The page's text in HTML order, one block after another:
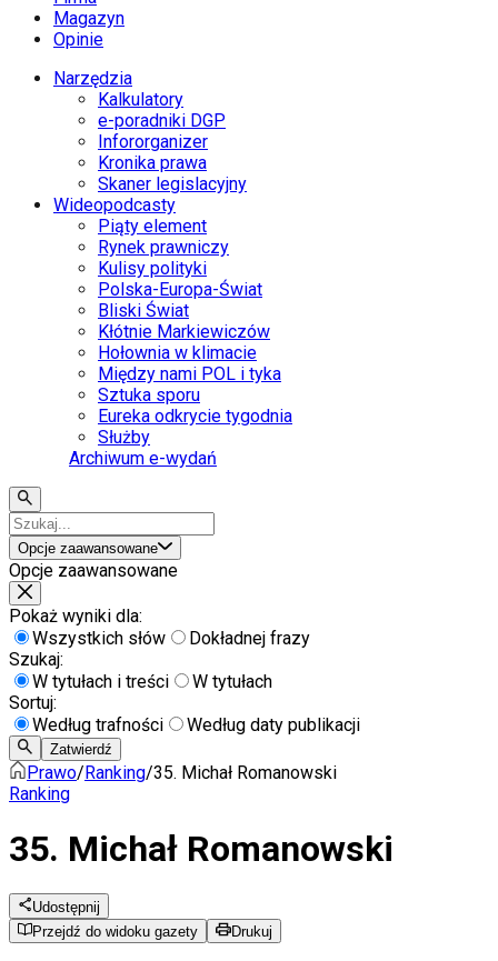
Magazyn
Opinie
Narzędzia
Kalkulatory
e-poradniki DGP
Infororganizer
Kronika prawa
Skaner legislacyjny
Wideopodcasty
Piąty element
Rynek prawniczy
Kulisy polityki
Polska-Europa-Świat
Bliski Świat
Kłótnie Markiewiczów
Hołownia w klimacie
Między nami POL i tyka
Sztuka sporu
Eureka odkrycie tygodnia
Służby
Archiwum e-wydań
Opcje zaawansowane
Opcje zaawansowane
Pokaż wyniki dla:
Wszystkich słów
Dokładnej frazy
Szukaj:
W tytułach i treści
W tytułach
Sortuj:
Według trafności
Według daty publikacji
Zatwierdź
Prawo/Ranking/35. Michał Romanowski
Ranking
35. Michał Romanowski
Udostępnij
Przejdź do widoku gazety
Drukuj